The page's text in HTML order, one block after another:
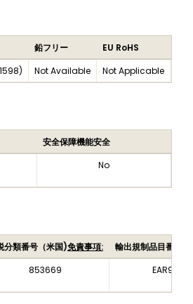
鉛フリー EU RoHS
) Not Available Not Applicable
安全保障機能安全
No
分類番号（米国)免責事項:
輸出規制品目番号
853669 EAR99